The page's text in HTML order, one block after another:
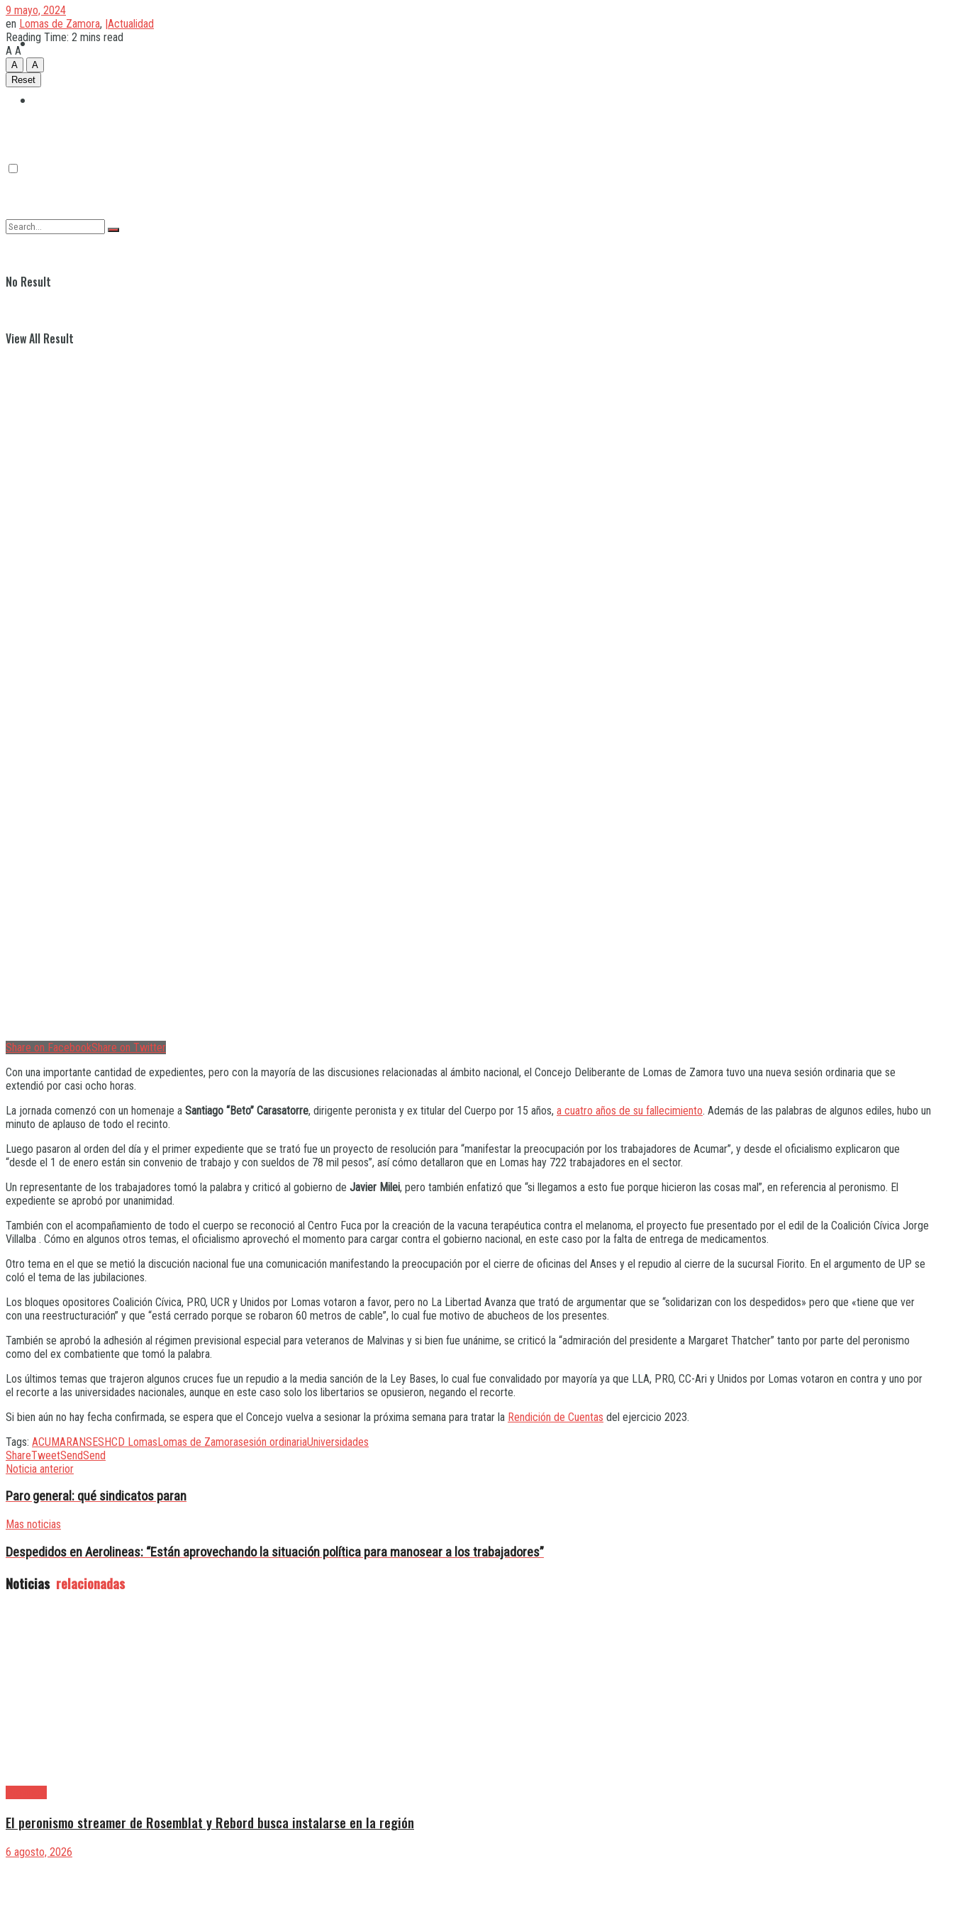
Quilmes
No Result
View All Result
9 mayo, 2024
en Lomas de Zamora, |Actualidad
Reading Time: 2 mins read
A A
A
A
Reset
Share on FacebookShare on Twitter
Con una importante cantidad de expedientes, pero con la mayoría de las discusiones relacionadas al ámbito nacional, el Concejo Deliberante de Lomas de Zamora tuvo una nueva sesión ordinaria que se
extendió por casi ocho horas.
La jornada comenzó con un homenaje a Santiago “Beto” Carasatorre, dirigente peronista y ex titular del Cuerpo por 15 años, a cuatro años de su fallecimiento. Además de las palabras de algunos ediles, hubo un
minuto de aplauso de todo el recinto.
Luego pasaron al orden del día y el primer expediente que se trató fue un proyecto de resolución para “manifestar la preocupación por los trabajadores de Acumar”, y desde el oficialismo explicaron que
“desde el 1 de enero están sin convenio de trabajo y con sueldos de 78 mil pesos”, así cómo detallaron que en Lomas hay 722 trabajadores en el sector.
Un representante de los trabajadores tomó la palabra y criticó al gobierno de Javier Milei, pero también enfatizó que “si llegamos a esto fue porque hicieron las cosas mal”, en referencia al peronismo. El
expediente se aprobó por unanimidad.
También con el acompañamiento de todo el cuerpo se reconoció al Centro Fuca por la creación de la vacuna terapéutica contra el melanoma, el proyecto fue presentado por el edil de la Coalición Cívica Jorge
Villalba . Cómo en algunos otros temas, el oficialismo aprovechó el momento para cargar contra el gobierno nacional, en este caso por la falta de entrega de medicamentos.
Otro tema en el que se metió la discución nacional fue una comunicación manifestando la preocupación por el cierre de oficinas del Anses y el repudio al cierre de la sucursal Fiorito. En el argumento de UP se
coló el tema de las jubilaciones.
Los bloques opositores Coalición Cívica, PRO, UCR y Unidos por Lomas votaron a favor, pero no La Libertad Avanza que trató de argumentar que se “solidarizan con los despedidos» pero que «tiene que ver
con una reestructuración” y que “está cerrado porque se robaron 60 metros de cable”, lo cual fue motivo de abucheos de los presentes.
También se aprobó la adhesión al régimen previsional especial para veteranos de Malvinas y si bien fue unánime, se criticó la “admiración del presidente a Margaret Thatcher” tanto por parte del peronismo
como del ex combatiente que tomó la palabra.
Los últimos temas que trajeron algunos cruces fue un repudio a la media sanción de la Ley Bases, lo cual fue convalidado por mayoría ya que LLA, PRO, CC-Ari y Unidos por Lomas votaron en contra y uno por
el recorte a las universidades nacionales, aunque en este caso solo los libertarios se opusieron, negando el recorte.
Si bien aún no hay fecha confirmada, se espera que el Concejo vuelva a sesionar la próxima semana para tratar la Rendición de Cuentas del ejercicio 2023.
Tags: ACUMARANSESHCD LomasLomas de Zamorasesión ordinariaUniversidades
ShareTweetSendSend
Noticia anterior
Paro general: qué sindicatos paran
Mas noticias
Despedidos en Aerolineas: “Están aprovechando la situación política para manosear a los trabajadores”
Noticias relacionadas
El peronismo streamer de Rosemblat y Rebord busca instalarse en la región
6 agosto, 2026